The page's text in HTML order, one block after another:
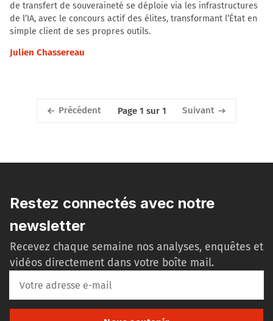
de transfert de souveraineté se déploie via les infrastructures
de l’IA, avec le concours actif des élites, transformant l’État en
simple client de ses propres outils.
Julien Chassereau
Précédent Page 1 sur 1 Suivant
Restez connectés avec notre
newsletter
Recevez chaque semaine nos analyses, enquêtes et
vidéos directement dans votre boîte mail.